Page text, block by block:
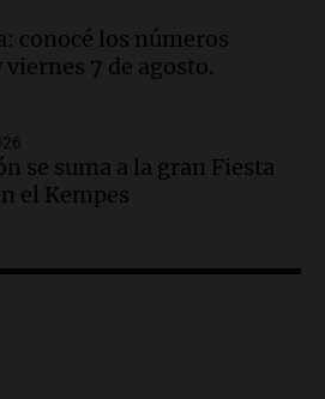
de tarifas de luz en San
agosto por nueva
energía
Irrazábal: “Un 35,5% de
país fue a templos a
conocé los números
7 de agosto.
se suma a la gran Fiesta
el Kempes